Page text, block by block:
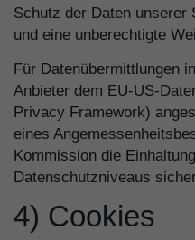
Schutz der Daten unserer
und eine unberechtigte
Für Datenübermittlungen
Anbieter dem EU-US-
Privacy Framework)
eines
Kommission die
Datenschutzniveaus
4) Cookies